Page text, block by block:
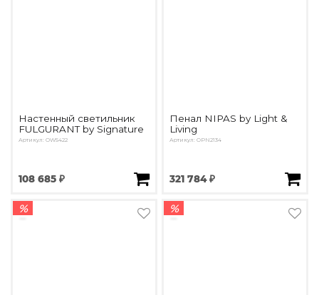
Настенный светильник
FULGURANT by Signature
Артикул: OW5422
108 685 ₽
Пенал NIPAS by Light &
Living
Артикул: OPN2134
321 784 ₽
% %